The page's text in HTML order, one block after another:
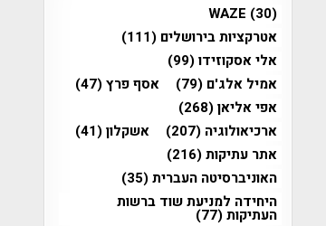
WAZE (30)
אטרקציות בירושלים (111)
אלי אסקוזידו(99)
אמיל אלג'ם (79) אסף פרץ(47)
אפי אליאן(268)
ארכיאולוגיה (207) אשקלון(41)
אתר עתיקות(216)
האוניברסיטה העברית(35)
היחידה למניעת שוד ברשות
העתיקות(77)